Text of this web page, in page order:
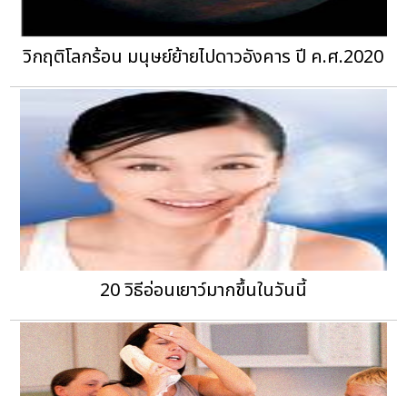
วิกฤติโลกร้อน มนุษย์ย้ายไปดาวอังคาร ปี ค.ศ.2020
20 วิธีอ่อนเยาว์มากขึ้นในวันนี้